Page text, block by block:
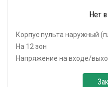
Нет
Корпус пульта наружный
На 12 зон
Напряжение на входе/